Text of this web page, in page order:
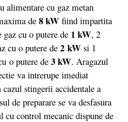
cu gaz metan
de 8 kW fiind impartita
cu o putere de 1 kW, 2
cu o putere de 2 kW si 1
o putere de 3 kW. Aragazul
va intrerupe imediat
stingerii accidentale a
de preparare se va desfasura
cu control mecanic dispune de